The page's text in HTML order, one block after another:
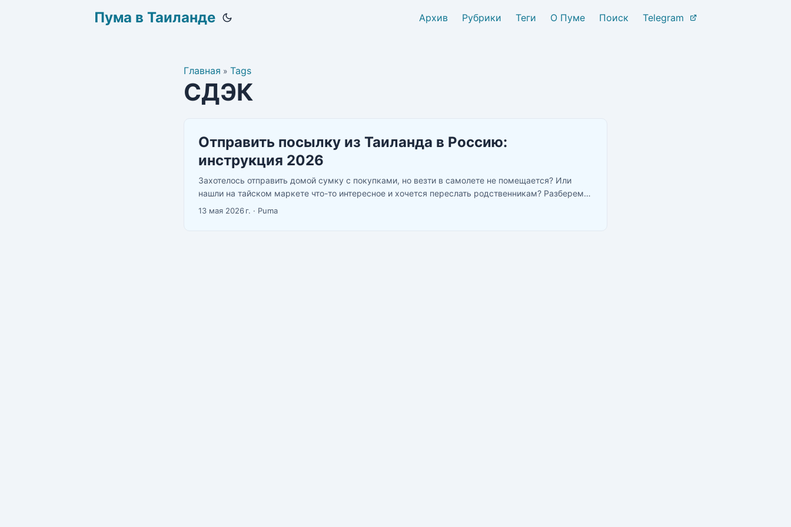
Пума в Таиланде Архив Рубрики Теги О Пуме Поиск Telegram
Главная » Tags
СДЭК
Отправить посылку из Таиланда в Россию:
инструкция 2026
Захотелось отправить домой сумку с покупками, но везти в самолете не помещается? Или
нашли на тайском маркете что-то интересное и хочется переслать родственникам? Разберем
все варианты: государственная почта, СДЭК, карго-компании и то, что вообще нельзя класть в
13 мая 2026 г. · Puma